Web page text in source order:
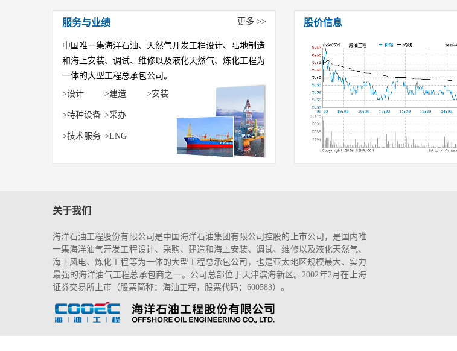
服务与业绩 更多 >>
中国唯一集海洋石油、天然气开发工程设计、陆地制造
和海上安装、调试、维修以及液化天然气、炼化工程为
一体的大型工程总承包公司。
>设计
>建造 >安装
>特种设备 >采办
>技术服务 >LNG
股价信息
关于我们
海洋石油工程股份有限公司是中国海洋石油集团有限公司控股的上市公司，是国内唯
一集海洋油气开发工程设计、采购、建造和海上安装、调试、维修以及液化天然气、
海上风电、炼化工程等为一体的大型工程总承包公司，也是亚太地区规模最大、实力
最强的海洋油气工程总承包商之一。公司总部位于天津滨海新区。2002年2月在上海
证券交易所上市（股票简称：海油工程，股票代码：600583）。